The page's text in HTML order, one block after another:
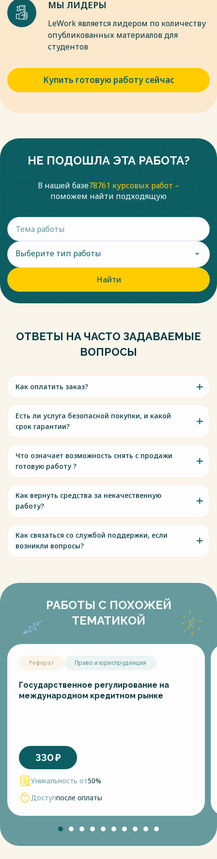
МЫ ЛИДЕРЫ
LeWork является лидером по количеству
опубликованных материалов для
студентов
Купить готовую работу сейчас
НЕ ПОДОШЛА ЭТА РАБОТА?
В нашей базе78761 курсовых работ –
поможем найти подходящую
Выберите тип работы
Найти
ОТВЕТЫ НА ЧАСТО ЗАДАВАЕМЫЕ
ВОПРОСЫ
Как оплатить заказ?
Есть ли услуга безопасной покупки, и какой
срок гарантии?
Что означает возможность снять с продажи
готовую работу ?
Как вернуть средства за некачественную
работу?
Как связаться со службой поддержки, если
возникли вопросы?
РАБОТЫ С ПОХОЖЕЙ
ТЕМАТИКОЙ
Реферат Право и юриспруденция
Государственное регулирование на
международном кредитном рынке
330₽
Уникальность от50%
Доступпосле оплаты